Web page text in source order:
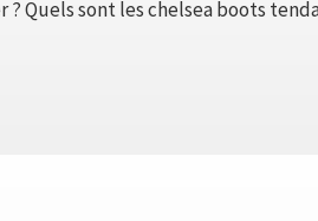
Quels sont les chelsea boots